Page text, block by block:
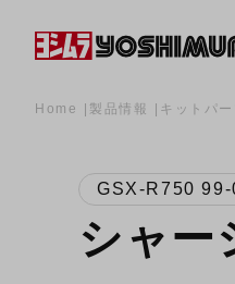
Home 製品情報 キットパー
GSX-R750 99-
シャー